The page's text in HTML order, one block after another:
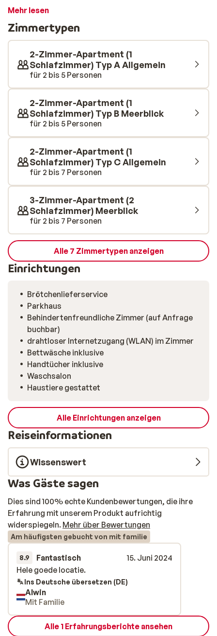
hier auch das Gebäude Résidence Pierre & Vacances
Ganze in diesem typischen normannischen Stil gebaut.
Hier verbinden Sie Atmosphäre mit Luxus. Wenn Sie
keine Lust haben, im Salzwasser zu schwimmen,
können Sie ein erfrischendes Bad im Außenpool
nehmen. Finden Sie das zu kalt? Dann können Sie sich im
Innenpool aufwärmen.
Mehr lesen
Zimmertypen
2-Zimmer-Apartment (1
Schlafzimmer) Typ A Allgemein
für 2 bis 5 Personen
2-Zimmer-Apartment (1
Schlafzimmer) Typ B Meerblick
für 2 bis 5 Personen
2-Zimmer-Apartment (1
Schlafzimmer) Typ C Allgemein
für 2 bis 7 Personen
3-Zimmer-Apartment (2
Schlafzimmer) Meerblick
für 2 bis 7 Personen
Alle 7 Zimmertypen anzeigen
Einrichtungen
Brötchenlieferservice
Parkhaus
Behindertenfreundliche Zimmer (auf Anfrage
buchbar)
drahtloser Internetzugang (WLAN) im Zimmer
Bettwäsche inklusive
Handtücher inklusive
Waschsalon
Haustiere gestattet
Alle Einrichtungen anzeigen
Reiseinformationen
Wissenswert
Was Gäste sagen
Dies sind 100% echte Kundenbewertungen, die ihre
Erfahrung mit unserem Produkt aufrichtig
widerspiegeln. Mehr über Bewertungen
Am häufigsten gebucht von mit familie
8.9 Fantastisch
15. Juni 2024
Hele goede locatie.
Hele goede locatie.
Ins Deutsche übersetzen (DE)
Alwin
Mit Familie
Alle 1 Erfahrungsberichte ansehen